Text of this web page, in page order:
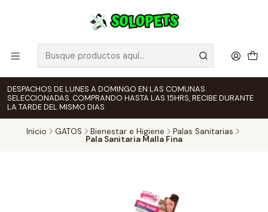
DESPACHOS DE LUNES A DOMINGO EN LAS COMUNAS
SELECCIONADAS. COMPRANDO HASTA LAS 15HRS, RECIBE DURANTE
LA TARDE DEL MISMO DIAS
Inicio GATOS Bienestar e Higiene Palas Sanitarias
Pala Sanitaria Malla Fina